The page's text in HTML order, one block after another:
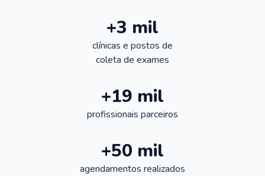
+3 mil
clínicas e postos de
coleta de exames
+19 mil
profissionais parceiros
+50 mil
agendamentos realizados